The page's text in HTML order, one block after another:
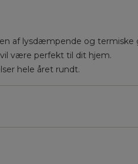
af lysdæmpende og termiske
være perfekt til dit hjem.
hele året rundt.